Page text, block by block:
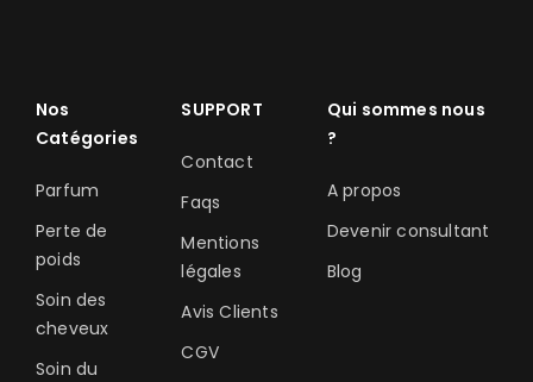
Qui sommes nous
?
A propos
Devenir consultant
Blog
SUPPORT
Contact
Faqs
Mentions
légales
Avis Clients
CGV
Nos
Catégories
Parfum
Perte de
poids
Soin des
cheveux
Soin du